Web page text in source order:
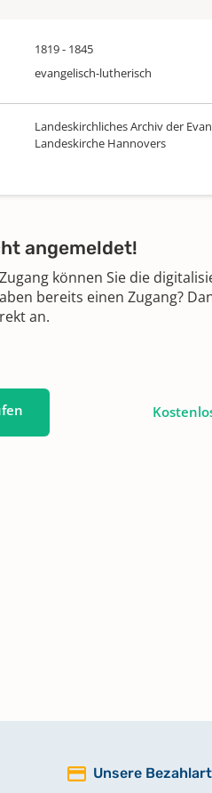
1819 - 1845
evangelisch-lutherisch
Landeskirchliches Archiv der
Landeskirche Hannovers
angemeldet!
können Sie die
bereits einen Zugang?
an.
Unsere